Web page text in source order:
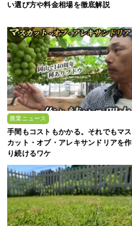
い選び方や料金相場を徹底解説
農業ニュース
手間もコストもかかる。それでもマス
カット・オブ・アレキサンドリアを作
り続けるワケ